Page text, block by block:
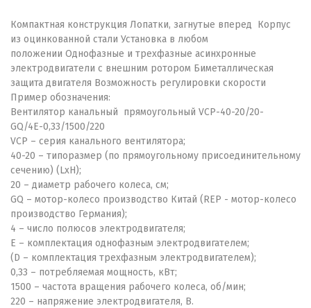
Компактная конструкция Лопатки, загнутые вперед Корпус
из оцинкованной стали Установка в любом
положении Однофазные и трехфазные асинхронные
электродвигатели с внешним ротором Биметаллическая
защита двигателя Возможность регулировки скорости
Пример обозначения:
Вентилятор канальный прямоугольный VCP-40-20/20-
GQ/4Е-0,33/1500/220
VCP – серия канального вентилятора;
40-20 – типоразмер (по прямоугольному присоединительному
сечению) (LxH);
20 – диаметр рабочего колеса, см;
GQ – мотор-колесо производство Китай (REP - мотор-колесо
производство Германия);
4 – число полюсов электродвигателя;
Е – комплектация однофазным электродвигателем;
(D – комплектация трехфазным электродвигателем);
0,33 – потребляемая мощность, кВт;
1500 – частота вращения рабочего колеса, об/мин;
220 – напряжение электродвигателя, В.